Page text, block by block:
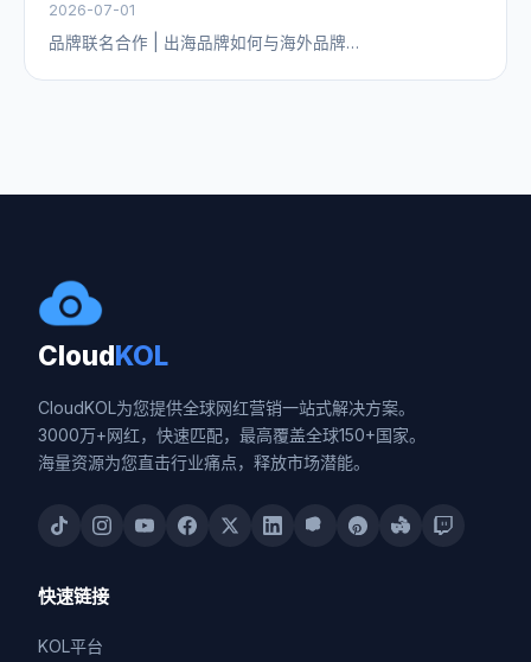
2026-07-01
品牌联名合作 | 出海品牌如何与海外品牌…
CloudKOL
CloudKOL为您提供全球网红营销一站式解决方案。
3000万+网红，快速匹配，最高覆盖全球150+国家。
海量资源为您直击行业痛点，释放市场潜能。
快速链接
KOL平台